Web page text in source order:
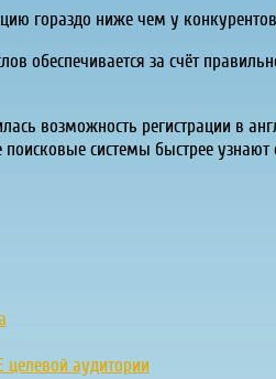
гораздо ниже чем у
обеспечивается за счёт
возможность регистрации в
системы быстрее
аудитории